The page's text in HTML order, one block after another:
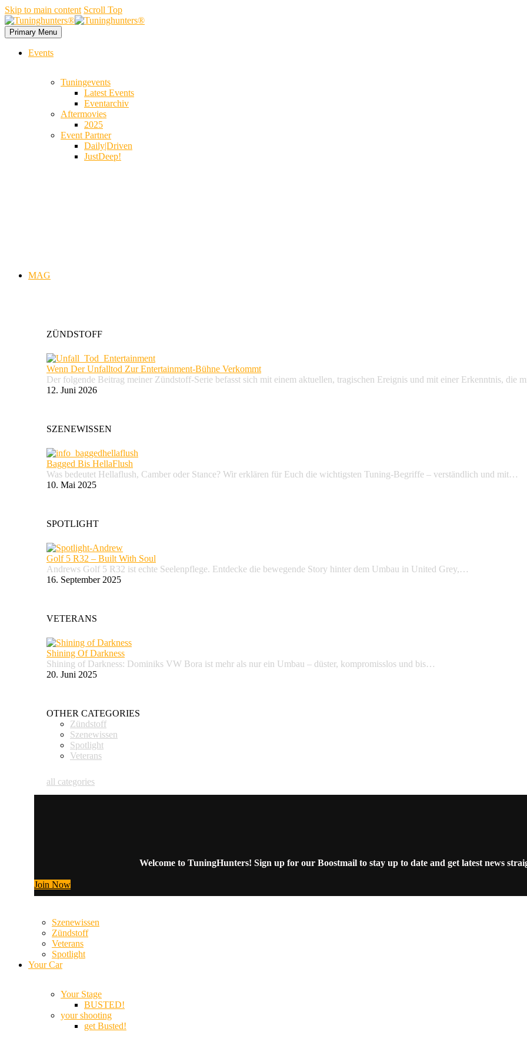
Skip to main content Scroll Top
Primary Menu
Events
Tuningevents
Latest Events
Eventarchiv
Aftermovies
2025
Event Partner
Daily|Driven
JustDeep!
MAG
ZÜNDSTOFF
Wenn Der Unfalltod Zur Entertainment-Bühne Verkommt
Der folgende Beitrag meiner Zündstoff-Serie befasst sich mit einem aktuellen, tragischen Ereignis und mit einer Erkenntnis, die
12. Juni 2026
SZENEWISSEN
Bagged Bis HellaFlush
Was bedeutet Hellaflush, Camber oder Stance? Wir erklären für Euch die wichtigsten Tuning-Begriffe – verständlich und mit…
10. Mai 2025
SPOTLIGHT
Golf 5 R32 – Built With Soul
Andrews Golf 5 R32 ist echte Seelenpflege. Entdecke die bewegende Story hinter dem Umbau in United Grey,…
16. September 2025
VETERANS
Shining Of Darkness
Shining of Darkness: Dominiks VW Bora ist mehr als nur ein Umbau – düster, kompromisslos und bis…
20. Juni 2025
OTHER CATEGORIES
Zündstoff
Szenewissen
Spotlight
Veterans
all categories
Welcome to TuningHunters! Sign up for our Boostmail to stay up to date and get latest news
Join Now
Szenewissen
Zündstoff
Veterans
Spotlight
Your Car
Your Stage
BUSTED!
your shooting
get Busted!